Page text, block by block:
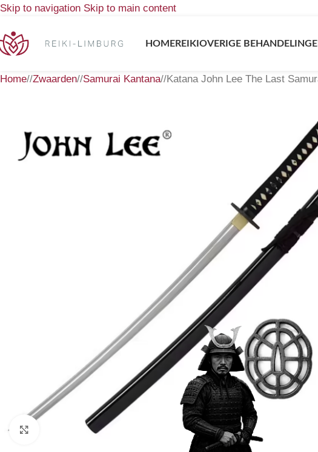
Skip to navigation Skip to main content
HOMEREIKIOVERIGE
Home/ Zwaarden/ Samurai Kantana/ Katana John Lee The Last
Klik om te vergroten